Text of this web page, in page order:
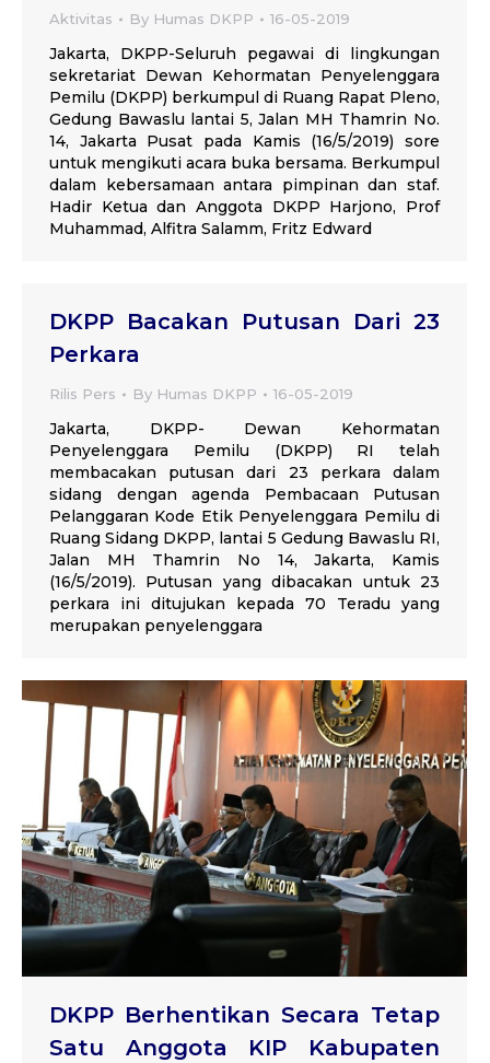
Aktivitas By Humas DKPP 16-05-2019
Jakarta, DKPP-Seluruh pegawai di lingkungan
sekretariat Dewan Kehormatan Penyelenggara
Pemilu (DKPP) berkumpul di Ruang Rapat Pleno,
Gedung Bawaslu lantai 5, Jalan MH Thamrin No.
14, Jakarta Pusat pada Kamis (16/5/2019) sore
untuk mengikuti acara buka bersama. Berkumpul
dalam kebersamaan antara pimpinan dan staf.
Hadir Ketua dan Anggota DKPP Harjono, Prof
Muhammad, Alfitra Salamm, Fritz Edward
DKPP Bacakan Putusan Dari 23
Perkara
Rilis Pers By Humas DKPP 16-05-2019
Jakarta, DKPP- Dewan Kehormatan
Penyelenggara Pemilu (DKPP) RI telah
membacakan putusan dari 23 perkara dalam
sidang dengan agenda Pembacaan Putusan
Pelanggaran Kode Etik Penyelenggara Pemilu di
Ruang Sidang DKPP, lantai 5 Gedung Bawaslu RI,
Jalan MH Thamrin No 14, Jakarta, Kamis
(16/5/2019). Putusan yang dibacakan untuk 23
perkara ini ditujukan kepada 70 Teradu yang
merupakan penyelenggara
DKPP Berhentikan Secara Tetap
Satu Anggota KIP Kabupaten